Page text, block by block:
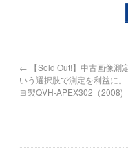
← 【Sold Out!】中古画像測
いう選択肢で測定を利益に。
ヨ製QVH-APEX302（2008)